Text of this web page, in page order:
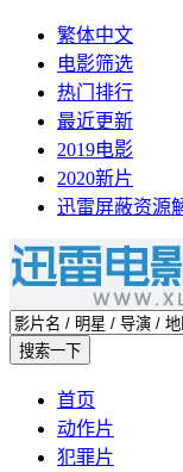
繁体中文
电影筛选
热门排行
最近更新
2019电影
2020新片
迅雷屏蔽资源
首页
动作片
犯罪片